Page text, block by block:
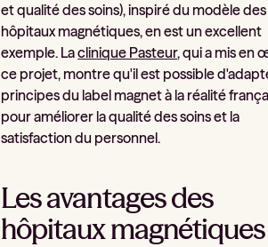
et qualité des soins), inspiré du modèle des
hôpitaux magnétiques, en est un excellent
exemple. Laclinique Pasteur, qui a mis en
ce projet, montre qu'il est possible
principes du label magnet à la réalité
pour améliorer la qualité des soins et la
satisfaction du personnel.
Les avantages des
hôpitaux magnétiques